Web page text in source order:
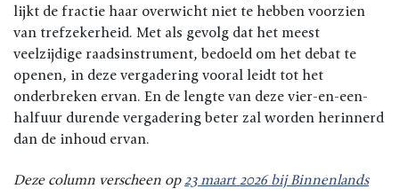
lijkt de fractie haar overwicht niet te hebben voorzien
van trefzekerheid. Met als gevolg dat het meest
veelzijdige raadsinstrument, bedoeld om het debat te
openen, in deze vergadering vooral leidt tot het
onderbreken ervan. En de lengte van deze vier-en-een-
halfuur durende vergadering beter zal worden herinnerd
dan de inhoud ervan.
Deze column verscheen op 23 maart 2026 bij Binnenlands